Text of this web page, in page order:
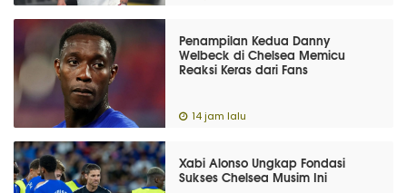
Penampilan Kedua Danny
Welbeck di Chelsea Memicu
Reaksi Keras dari Fans
14 jam lalu
Xabi Alonso Ungkap Fondasi
Sukses Chelsea Musim Ini